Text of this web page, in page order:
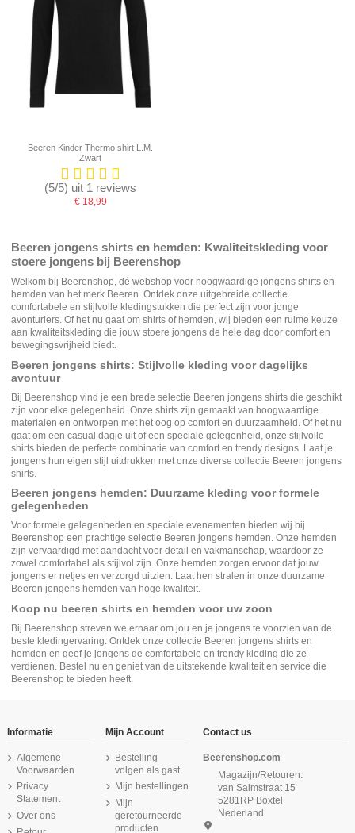
Beeren Kinder Thermo shirt L.M.
Zwart
(5/5) uit 1 reviews
€ 18,99
Beeren jongens shirts en hemden: Kwaliteitskleding voor
stoere jongens bij Beerenshop
Welkom bij Beerenshop, dé webshop voor hoogwaardige jongens shirts en
hemden van het merk Beeren. Ontdek onze uitgebreide collectie
comfortabele en stijlvolle kledingstukken die perfect zijn voor jonge
avonturiers. Of het nu gaat om shirts of hemden, wij bieden een ruime keuze
aan kwaliteitskleding die jouw stoere jongens de hele dag door comfort en
bewegingsvrijheid biedt.
Beeren jongens shirts: Stijlvolle kleding voor dagelijks
avontuur
Bij Beerenshop vind je een brede selectie Beeren jongens shirts die geschikt
zijn voor elke gelegenheid. Onze shirts zijn gemaakt van hoogwaardige
materialen en ontworpen met het oog op comfort en duurzaamheid. Of het nu
gaat om een casual dagje uit of een speciale gelegenheid, onze stijlvolle
shirts bieden de perfecte combinatie van comfort en trendy designs. Laat je
jongens hun eigen stijl uitdrukken met onze diverse collectie Beeren jongens
shirts.
Beeren jongens hemden: Duurzame kleding voor formele
gelegenheden
Voor formele gelegenheden en speciale evenementen bieden wij bij
Beerenshop een prachtige selectie Beeren jongens hemden. Onze hemden
zijn vervaardigd met aandacht voor detail en vakmanschap, waardoor ze
zowel comfortabel als stijlvol zijn. Onze hemden zorgen ervoor dat jouw
jongens er netjes en verzorgd uitzien. Laat hen stralen in onze duurzame
Beeren jongens hemden van hoge kwaliteit.
Koop nu beeren shirts en hemden voor uw zoon
Bij Beerenshop streven we ernaar om jou en je jongens te voorzien van de
beste kledingervaring. Ontdek onze collectie Beeren jongens shirts en
hemden en geef je jongens de comfortabele en trendy kleding die ze
verdienen. Bestel nu en geniet van de uitstekende kwaliteit en service die
Beerenshop te bieden heeft.
Informatie
Algemene
Voorwaarden
Privacy
Statement
Over ons
Mijn Account
Bestelling
volgen als gast
Mijn bestellingen
Mijn
geretourneerde
producten
Contact us
Beerenshop.com
Magazijn/Retouren:
van Salmstraat 15
5281RP Boxtel
Nederland